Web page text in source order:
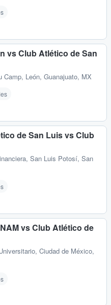
vs Club Atlético de San
Camp, León, Guanajuato, MX
de San Luis vs Club
, San Luis Potosí, San
vs Club Atlético de
, Ciudad de México,